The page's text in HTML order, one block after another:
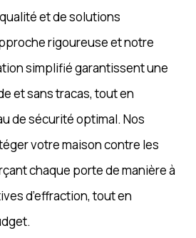
et de solutions
rigoureuse et notre
simplifié garantissent une
et sans tracas, tout en
de sécurité optimal. Nos
votre maison contre les
chaque porte de manière à
d’effraction, tout en